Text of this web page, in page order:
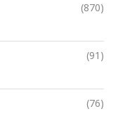
(870)
(91)
(76)